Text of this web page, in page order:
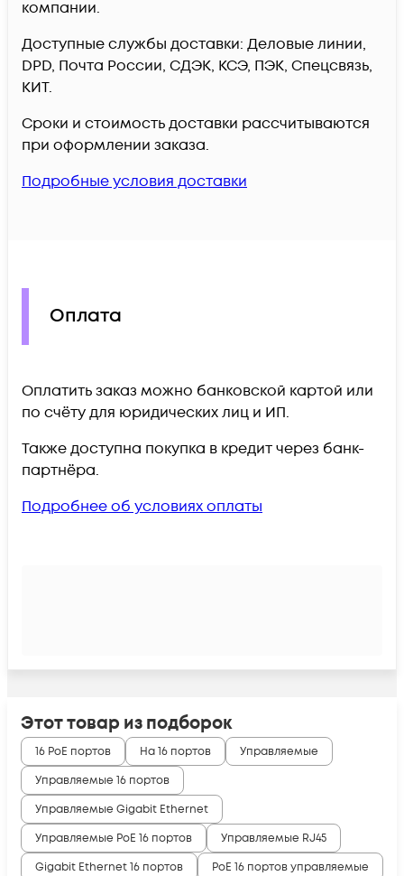
компании.
Доступные службы доставки: Деловые линии,
DPD, Почта России, СДЭК, КСЭ, ПЭК, Спецсвязь,
КИТ.
Сроки и стоимость доставки рассчитываются
при оформлении заказа.
Подробные условия доставки
Оплата
Оплатить заказ можно банковской картой или
по счёту для юридических лиц и ИП.
Также доступна покупка в кредит через банк-
партнёра.
Подробнее об условиях оплаты
Этот товар из подборок
16 PoE портов На 16 портов
Управляемые
Управляемые 16 портов
Управляемые Gigabit Ethernet
Управляемые PoE 16 портов
Управляемые RJ45
Gigabit Ethernet 16 портов
PoE 16 портов управляемые